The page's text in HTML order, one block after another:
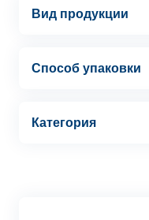
Вид продукции
Способ упаковки
Категория